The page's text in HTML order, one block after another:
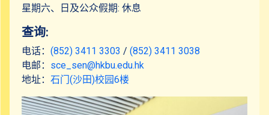
社区资源
联络我们
SCE部门联络资讯
星期六、日及公众假期: 休息
查询:
电话：(852) 3411 3303 /(852) 3411 3038
电邮： sce_sen@hkbu.edu.hk
地址：石门(沙田)校园6楼